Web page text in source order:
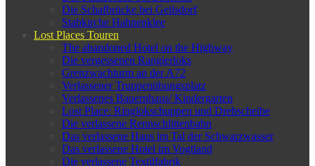
Die Schafbrücke bei Geilsdorf
Stabkirche Hahnenklee
Lost Places Touren
The abandoned Hotel on the Highway
Die vergessenen Rangierloks
Grenzwachturm an der A72
Verlassener Truppenübungsplatz
Verlassenes Bauernhaus/ Kindergarten
Lost Place: Ringlokschuppen und Drehscheibe
Die verlassene Rennschlittenbahn
Das verlassene Haus im Tal der Schwarzwasser
Das verlassene Hotel im Vogtland
Die verlassene Textilfabrik